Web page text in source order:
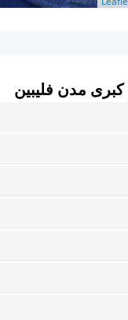
كبرى مدن فليبين